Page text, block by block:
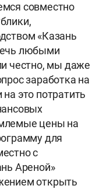
совместно
«Казань
любыми
честно, мы даже
заработка на
это потратить
цены на
для
с
Ареной»
открыть